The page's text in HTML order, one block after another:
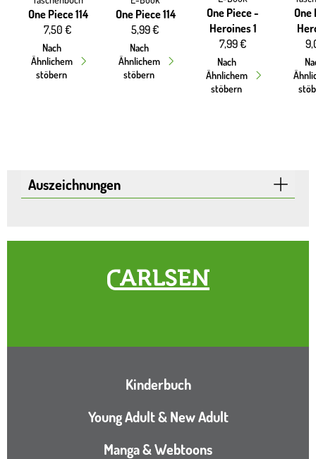
One Piece 114
7,50 €
Nach
Ähnlichem
stöbern
One Piece 114
5,99 €
Nach
Ähnlichem
stöbern
One Piece -
Heroines 1
7,99 €
Nach
Ähnlichem
stöbern
One
Auszeichnungen
Hauptnavigation
Kinderbuch
Young Adult & New Adult
Manga & Webtoons